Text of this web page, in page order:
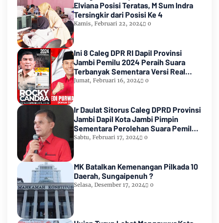
Elviana Posisi Teratas, M Sum Indra
Tersingkir dari Posisi Ke 4
Kamis, Februari 22, 2024 0
Ini 8 Caleg DPR RI Dapil Provinsi
Jambi Pemilu 2024 Peraih Suara
Terbanyak Sementara Versi Real
Count KPU RI
Jumat, Februari 16, 2024 0
Ir Daulat Sitorus Caleg DPRD Provinsi
Jambi Dapil Kota Jambi Pimpin
Sementara Perolehan Suara Pemilu
2024
Sabtu, Februari 17, 2024 0
MK Batalkan Kemenangan Pilkada 10
Daerah, Sungaipenuh ?
Selasa, Desember 17, 2024 0